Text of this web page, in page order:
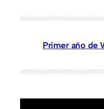
Primer año de